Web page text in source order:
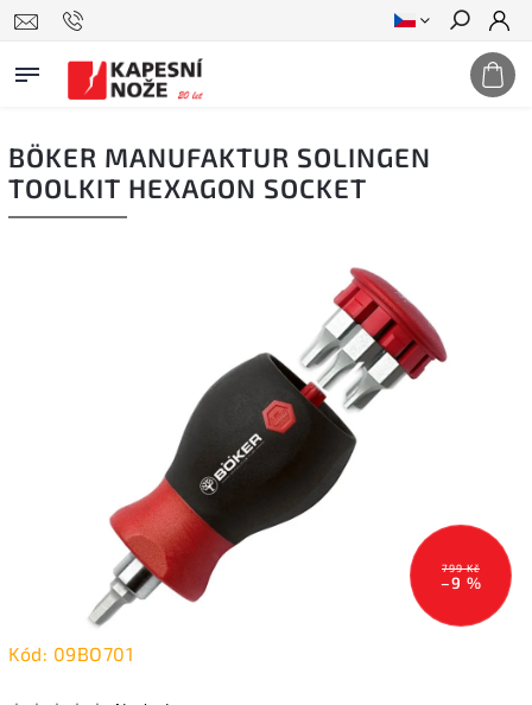
Hledat
BÖKER MANUFAKTUR SOLINGEN
TOOLKIT HEXAGON SOCKET
799 Kč
–9 %
Kód: 09BO701